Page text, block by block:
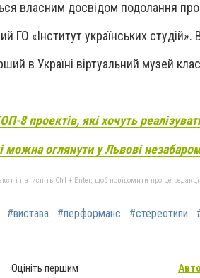
власним досвідом подолання
ГО «Інститут українських студій».
в Україні віртуальний музей
проектів, які хочуть
можна оглянути у Львові
і натисніть Ctrl + Enter, щоб повідомити про це
#вистава #перформанс #стереотипи
Оцініть першим